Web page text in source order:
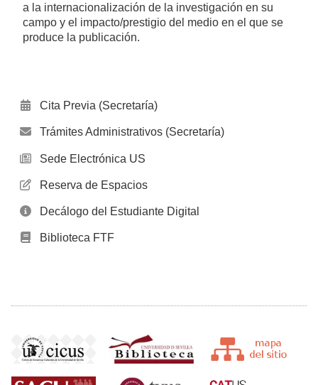
a la internacionalización de la investigación en su
campo y el impacto/prestigio del medio en el que se
produce la publicación.
Cita Previa (Secretaría)
Trámites Administrativos (Secretaría)
Sede Electrónica US
Reserva de Espacios
Decálogo del Estudiante Digital
Biblioteca FTF